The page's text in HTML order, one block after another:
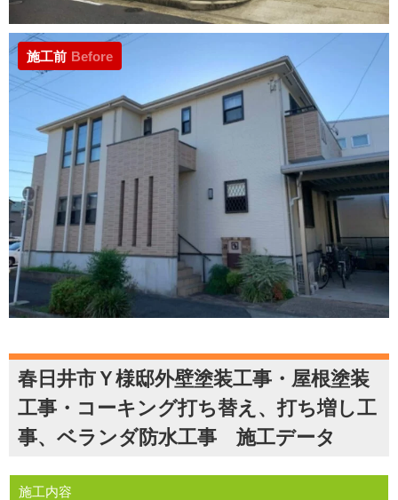
施工前 Before
春日井市Ｙ様邸外壁塗装工事・屋根塗装
工事・コーキング打ち替え、打ち増し工
事、ベランダ防水工事 施工データ
施工内容